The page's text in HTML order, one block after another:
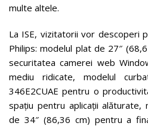
multe altele.
La ISE, vizitatorii vor descoperi
Philips: modelul plat de 27″
securitatea camerei web
mediu ridicate, modelul
346E2CUAE pentru o
spațiu pentru aplicații alăturate,
de 34″ (86,36 cm) pentru a